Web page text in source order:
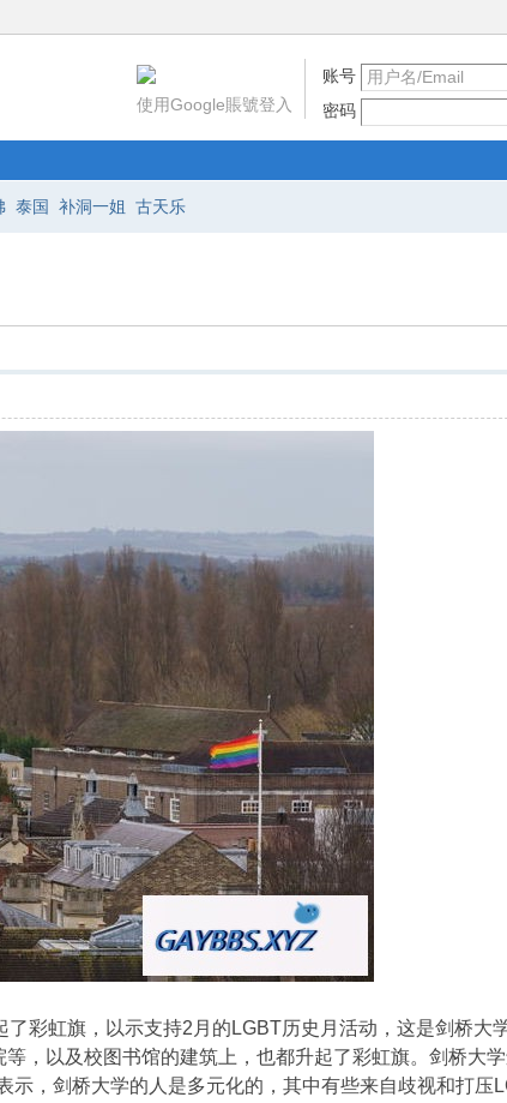
账号
密码
使用Google賬號登入
泰国 补洞一姐 古天乐
彩虹旗，以示支持2月的LGBT历史月活动，这是剑桥大
，以及校图书馆的建筑上，也都升起了彩虹旗。剑桥大
示，剑桥大学的人是多元化的，其中有些来自歧视和打压